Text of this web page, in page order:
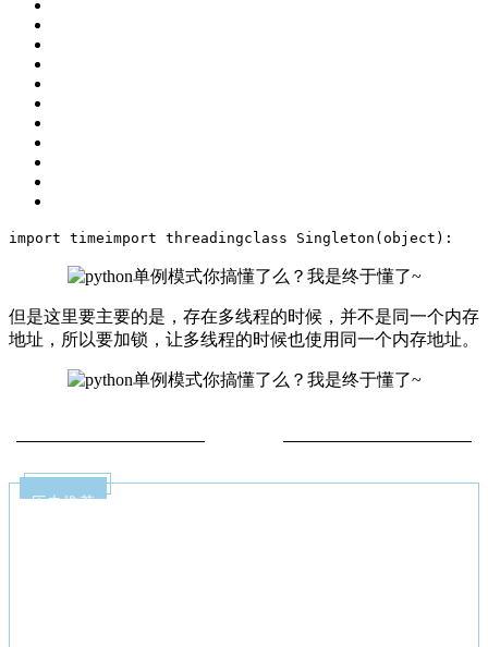
import timeimport threadingclass Singleton (object) :
但是这里要主要的是，存在多线程的时候，并不是同一个内存
地址，所以要加锁，让多线程的时候也使用同一个内存地址。
历史推荐